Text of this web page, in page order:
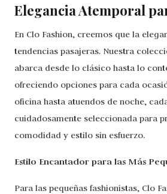
Elegancia Atemporal
En Clo Fashion, creemos que la
tendencias pasajeras. Nuestra
abarca desde lo clásico hasta lo
ofreciendo opciones para cada
oficina hasta atuendos de noche,
cuidadosamente seleccionada para
comodidad y estilo sin esfuerzo.
Estilo Encantador para las Más
Para las pequeñas fashionistas, Clo